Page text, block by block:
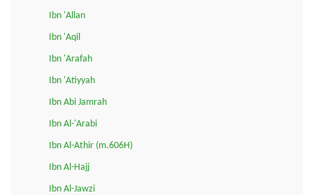
Ibn 'Allan
Ibn 'Aqil
Ibn 'Arafah
Ibn 'Atiyyah
Ibn Abi Jamrah
Ibn Al-'Arabi
Ibn Al-Athir (m.606H)
Ibn Al-Hajj
Ibn Al-Jawzi